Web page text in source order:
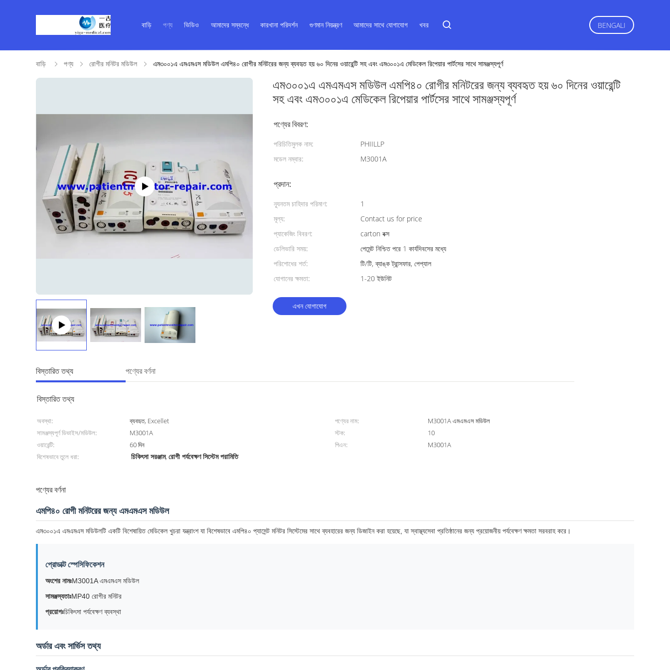
বাড়ি পণ্য ভিডিও আমাদের সম্বন্ধে কারখানা পরিদর্শন গুণমান নিয়ন্ত্রণ আমাদের সাথে যোগাযোগ খবর BENGALI
বাড়ি পণ্য রোগীর মনিটর মডিউল এম৩০০১এ এমএমএস মডিউল এমপি৪০ রোগীর মনিটরের জন্য ব্যবহৃত হয় ৬০ দিনের ওয়ারেন্টি সহ এবং এম৩০০১এ মেডিকেল রিপেয়ার পার্টসের সাথে সামঞ্জস্যপূর্ণ
এম৩০০১এ এমএমএস মডিউল এমপি৪০ রোগীর মনিটরের জন্য ব্যবহৃত হয় ৬০ দিনের ওয়ারেন্টি
সহ এবং এম৩০০১এ মেডিকেল রিপেয়ার পার্টসের সাথে সামঞ্জস্যপূর্ণ
পণ্যের বিবরণ:
পরিচিতিমুলক নাম:
PHIILLP
মডেল নম্বার:
M3001A
প্রদান:
ন্যূনতম চাহিদার পরিমাণ:
1
মূল্য:
Contact us for price
প্যাকেজিং বিবরণ:
carton বক্স
ডেলিভারি সময়:
পেমেন্ট নিশ্চিত পরে 1 কার্যদিবসের মধ্যে
পরিশোধের শর্ত:
টি/টি, ব্যাঙ্ক ট্রান্সফার, পেপ্যাল
যোগানের ক্ষমতা:
1-20 ইউনিট
এখন যোগাযোগ
বিস্তারিত তথ্য পণ্যের বর্ণনা
বিস্তারিত তথ্য
অবস্থা: ব্যবহৃত, Excellet পণ্যের নাম:
M3001A এমএমএস মডিউল
সামঞ্জস্যপূর্ণ ডিভাইস/মডিউল:
M3001A স্টক:
10
ওয়ারেন্টি:
60 দিন পিএন:
M3001A
বিশেষভাবে তুলে ধরা:
চিকিৎসা সরঞ্জাম,রোগী পর্যবেক্ষণ সিস্টেম পরামিতি
পণ্যের বর্ণনা
এমপি৪০ রোগী মনিটরের জন্য এমএমএস মডিউল
এম৩০০১এ এমএমএস মডিউলটি একটি বিশেষায়িত মেডিকেল খুচরা যন্ত্রাংশ যা বিশেষভাবে এমপি৪০ প্যাসেন্ট মনিটর সিস্টেমের সাথে ব্যবহারের জন্য ডিজাইন করা হয়েছে, যা স্বাস্থ্যসেবা প্রতিষ্ঠানের জন্য প্রয়োজনীয় পর্যবেক্ষণ ক্ষমতা সরবরাহ করে।
প্রোডাক্ট স্পেসিফিকেশন
অংশের নামঃM3001A এমএমএস মডিউল
সামঞ্জস্যতাঃMP40 রোগীর মনিটর
প্রয়োগঃচিকিৎসা পর্যবেক্ষণ ব্যবস্থা
অর্ডার এবং সার্ভিস তথ্য